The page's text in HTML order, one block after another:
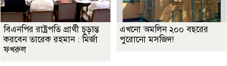
বিএনপির রাষ্ট্রপতি প্রার্থী চূড়ান্ত
করবেন তারেক রহমান : মির্জা
ফখরুল
এখনো অমলিন ২০০ বছরের
পুরোনো মসজিদ!